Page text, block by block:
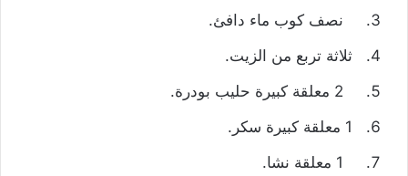
نصف كوب ماء دافئ.
ثلاثة تربع من الزيت.